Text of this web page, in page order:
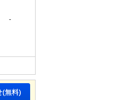
-
(無料)